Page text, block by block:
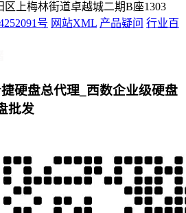
上梅林街道卓越城二期B座1303
号 网站XML 产品疑问 行业百
硬盘总代理_西数企业级硬盘
批发